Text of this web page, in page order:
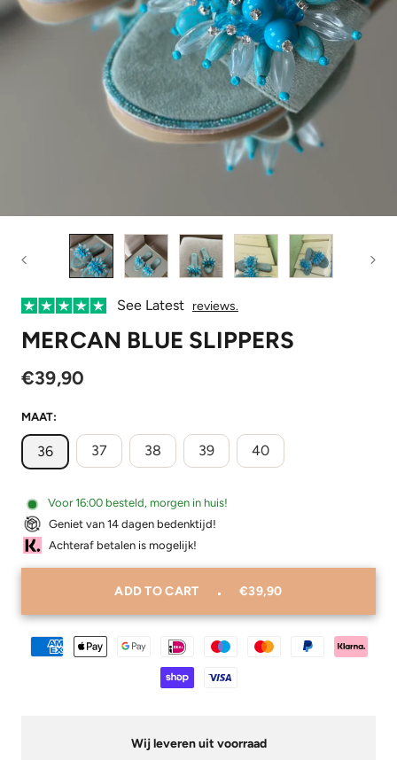
See Latest reviews.
MERCAN BLUE SLIPPERS
€39,90
MAAT:
36 37 38 39 40
Voor 16:00 besteld, morgen in huis!
Geniet van 14 dagen bedenktijd!
Achteraf betalen is mogelijk!
ADD TO CART €39,90
Wij leveren uit voorraad